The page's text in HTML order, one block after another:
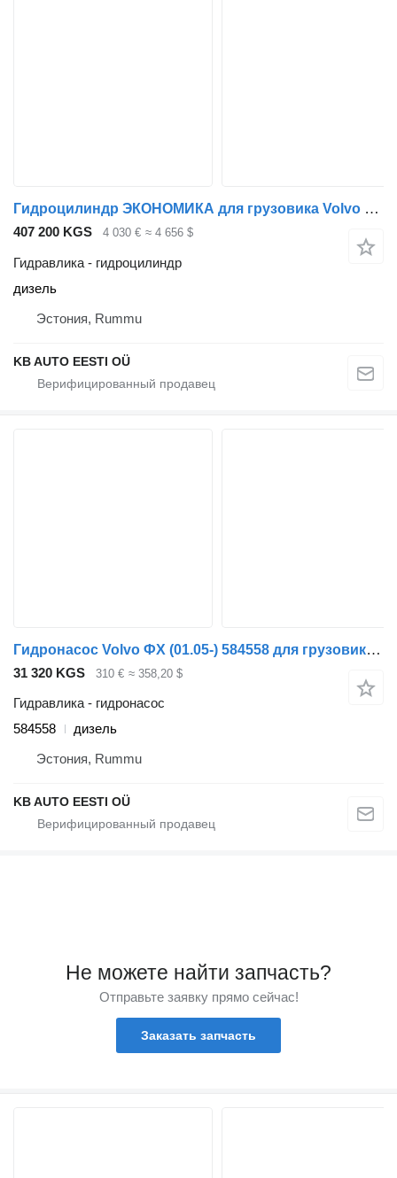
Гидроцилиндр ЭКОНОМИКА для грузовика Volvo FH12, FH16, NH12, FH, VNL780 (1993-2014)
407 200 KGS 4 030 € ≈ 4 656 $
Гидравлика - гидроцилиндр
дизель
Эстония, Rummu
KB AUTO EESTI OÜ
Гидронасос Volvo ФХ (01.05-) 584558 для грузовика Volvo FH12, FH16, NH12, FH, VNL780 (1993-2014)
31 320 KGS 310 € ≈ 358,20 $
Гидравлика - гидронасос
584558
дизель
Эстония, Rummu
KB AUTO EESTI OÜ
Не можете найти запчасть?
Отправьте заявку прямо сейчас!
Заказать запчасть